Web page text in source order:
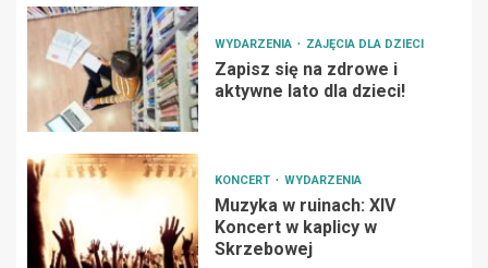
WYDARZENIA ZAJĘCIA DLA DZIECI
Zapisz się na zdrowe i
aktywne lato dla dzieci!
KONCERT WYDARZENIA
Muzyka w ruinach: XIV
Koncert w kaplicy w
Skrzebowej